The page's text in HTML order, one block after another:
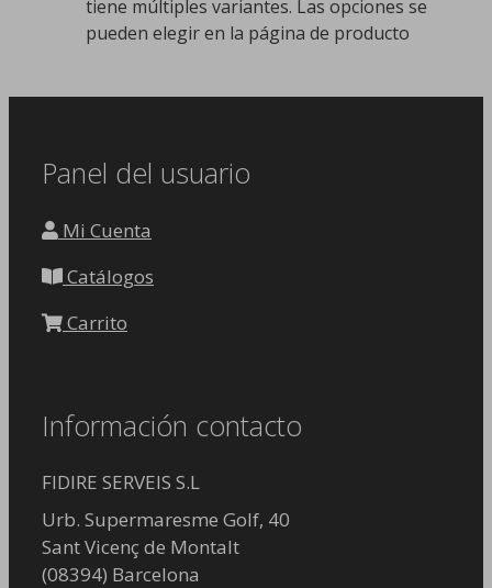
tiene múltiples variantes. Las opciones se
pueden elegir en la página de producto
Panel del usuario
Mi Cuenta
Catálogos
Carrito
Información contacto
FIDIRE SERVEIS S.L
Urb. Supermaresme Golf, 40
Sant Vicenç de Montalt
(08394) Barcelona